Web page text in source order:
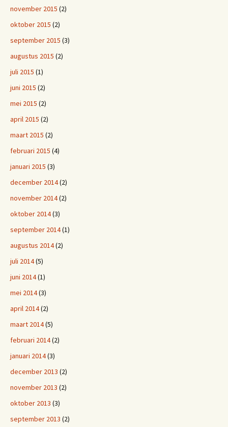
november 2015 (2)
oktober 2015 (2)
september 2015 (3)
augustus 2015 (2)
juli 2015 (1)
juni 2015 (2)
mei 2015 (2)
april 2015 (2)
maart 2015 (2)
februari 2015 (4)
januari 2015 (3)
december 2014(2)
november 2014(2)
oktober 2014(3)
september 2014(1)
augustus 2014(2)
juli 2014(5)
juni 2014(1)
mei 2014(3)
april 2014(2)
maart 2014(5)
februari 2014(2)
januari 2014(3)
december 2013 (2)
november 2013 (2)
oktober 2013 (3)
september 2013 (2)